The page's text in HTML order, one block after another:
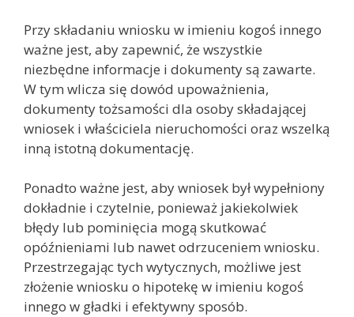
Przy składaniu wniosku w imieniu kogoś innego
ważne jest, aby zapewnić, że wszystkie
niezbędne informacje i dokumenty są zawarte.
W tym wlicza się dowód upoważnienia,
dokumenty tożsamości dla osoby składającej
wniosek i właściciela nieruchomości oraz wszelką
inną istotną dokumentację.
Ponadto ważne jest, aby wniosek był wypełniony
dokładnie i czytelnie, ponieważ jakiekolwiek
błędy lub pominięcia mogą skutkować
opóźnieniami lub nawet odrzuceniem wniosku.
Przestrzegając tych wytycznych, możliwe jest
złożenie wniosku o hipotekę w imieniu kogoś
innego w gładki i efektywny sposób.